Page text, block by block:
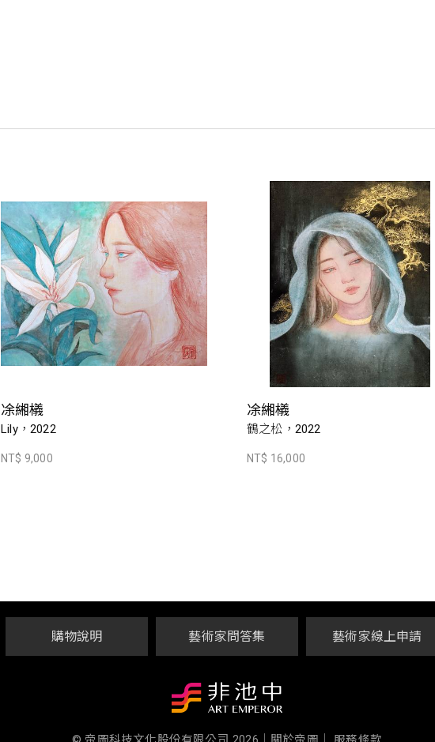
凃緗檥
Lily，2022
NT$ 9,000
凃緗檥
鶴之松，2022
NT$ 16,000
購物說明 藝術家問答集 藝術家線上申請